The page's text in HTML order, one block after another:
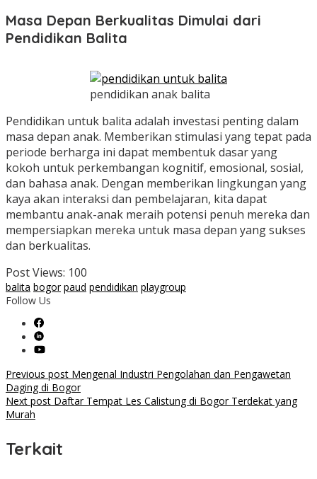
Masa Depan Berkualitas Dimulai dari
Pendidikan Balita
pendidikan anak balita
Pendidikan untuk balita adalah investasi penting dalam
masa depan anak. Memberikan stimulasi yang tepat pada
periode berharga ini dapat membentuk dasar yang
kokoh untuk perkembangan kognitif, emosional, sosial,
dan bahasa anak. Dengan memberikan lingkungan yang
kaya akan interaksi dan pembelajaran, kita dapat
membantu anak-anak meraih potensi penuh mereka dan
mempersiapkan mereka untuk masa depan yang sukses
dan berkualitas.
Post Views: 100
balita bogor paud pendidikan playgroup
Follow Us
Post
navigation
Previous post Mengenal Industri Pengolahan dan Pengawetan
Daging di Bogor
Next post Daftar Tempat Les Calistung di Bogor Terdekat yang
Murah
Terkait